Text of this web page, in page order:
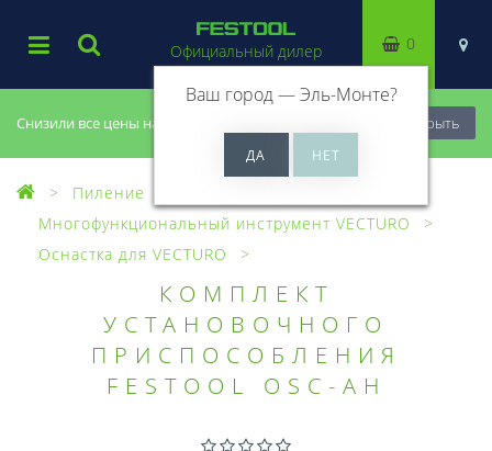
Снизили все цены на 20%, успей купить! Закрыть
Официальный дилер
Ваш город —Эль-Монте?
0
Пиление
Многофункциональный инструмент VECTURO
Оснастка для VECTURO
КОМПЛЕКТ
УСТАНОВОЧНОГО
ПРИСПОСОБЛЕНИЯ
FESTOOL OSC-AH